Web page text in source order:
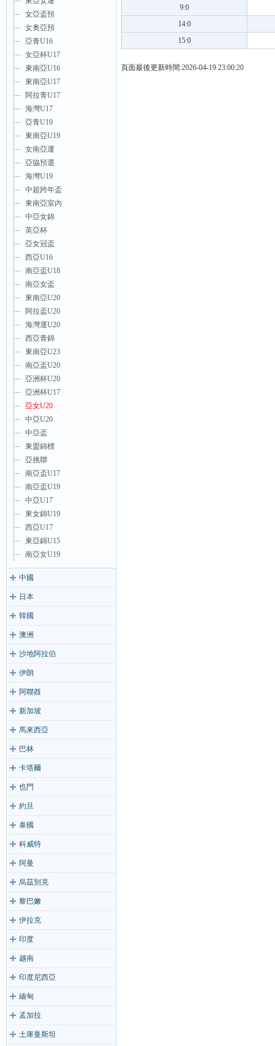
女亞盃預
女奥亞預
亞青U16
女亞杯U17
東南亞U16
東南亞U17
阿拉青U17
海灣U17
亞青U19
東南亞U19
女南亞運
亞協預選
海灣U19
中超跨年盃
東南亞室內
中亞女錦
英亞杯
亞女冠盃
西亞U16
南亞盃U18
南亞女盃
東南亞U20
阿拉盃U20
海灣運U20
西亞青錦
東南亞U23
南亞盃U20
亞洲杯U20
亞洲杯U17
亞女U20
中亞U20
中亞盃
東盟錦標
亞挑聯
南亞盃U17
南亞盃U19
中亞U17
東女錦U19
西亞U17
東亞錦U15
南亞女U19
中國
日本
韓國
澳洲
沙地阿拉伯
伊朗
阿聯酋
新加坡
馬來西亞
巴林
卡塔爾
也門
約旦
泰國
科威特
阿曼
烏茲別克
黎巴嫩
伊拉克
印度
越南
印度尼西亞
緬甸
孟加拉
土庫曼斯坦
9:0
14:0
15:0
頁面最後更新時間:2026-04-19 23:00:20